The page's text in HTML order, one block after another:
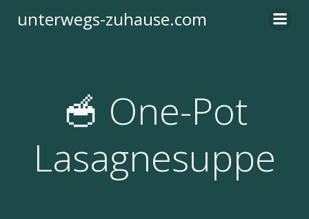
Inhalt
unterwegs-zuhause.com
🥣 One-Pot
Lasagnesuppe